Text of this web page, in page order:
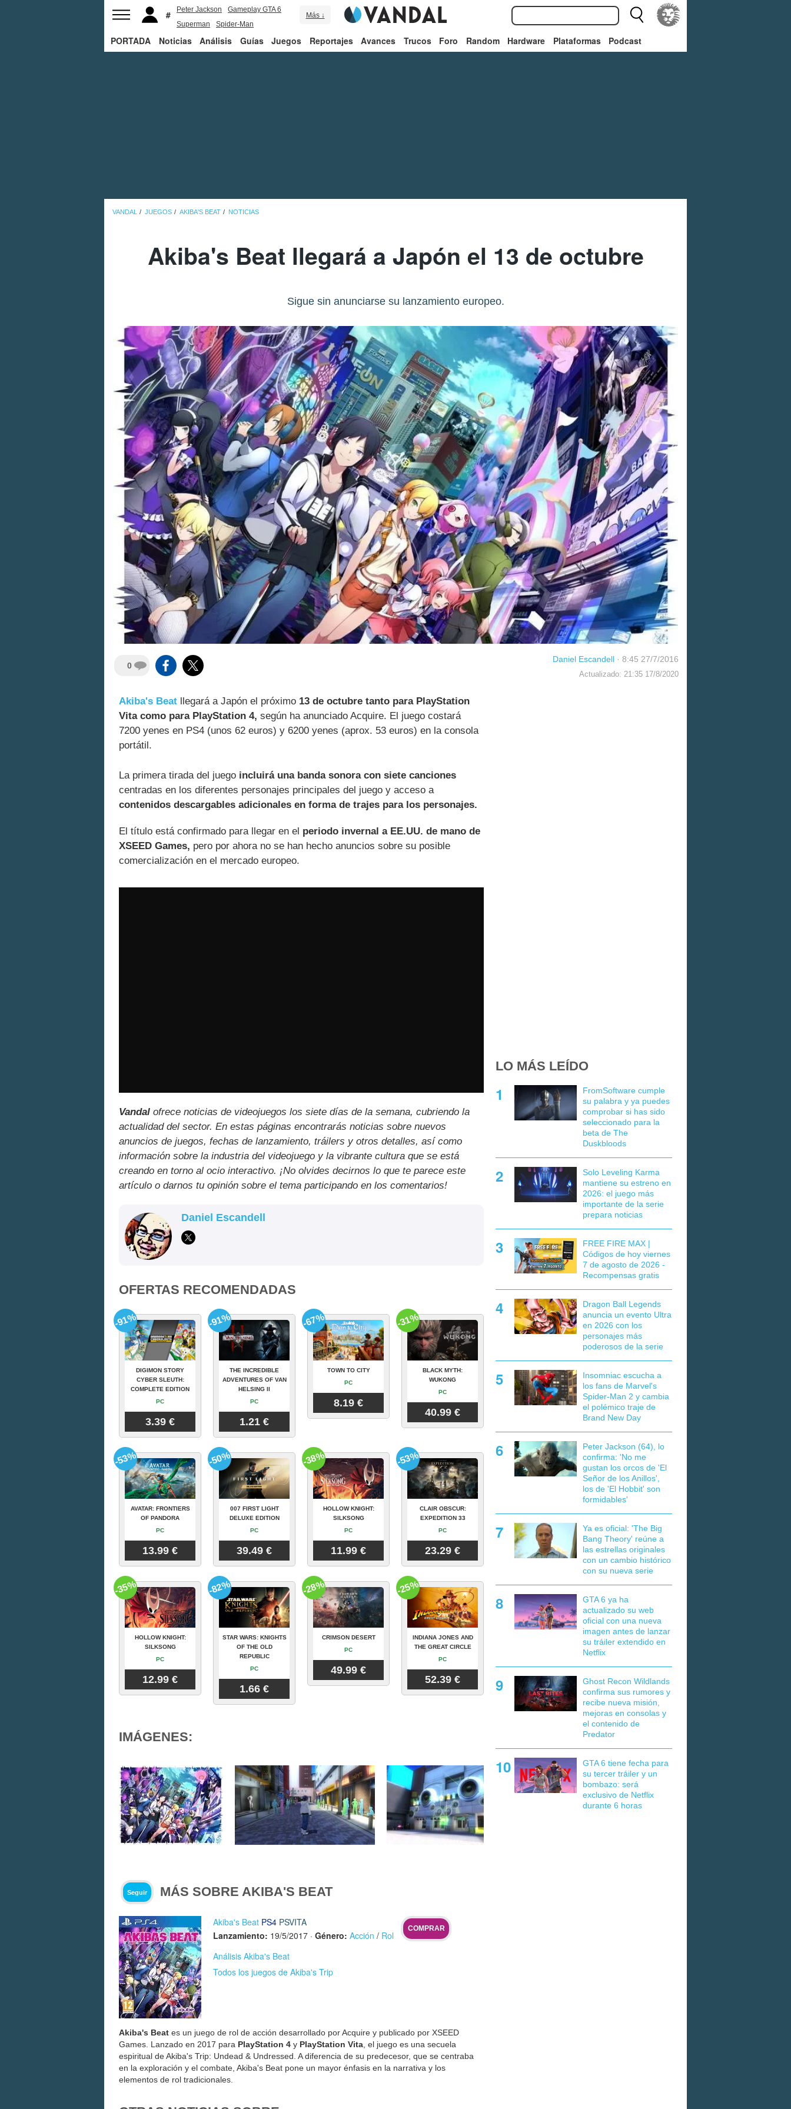
Peter Jackson
Gameplay GTA 6
Superman
Spider-Man
Más ↓
PORTADA Noticias Análisis Guías Juegos Reportajes Avances Trucos Foro Random Hardware Plataformas Podcast
VANDAL JUEGOS AKIBA'S BEAT NOTICIAS
Akiba's Beat llegará a Japón el 13 de octubre
Sigue sin anunciarse su lanzamiento europeo.
0
Daniel Escandell · 8:45 27/7/2016
Actualizado: 21:35 17/8/2020
Akiba's Beat llegará a Japón el próximo 13 de octubre tanto para PlayStation
Vita como para PlayStation 4, según ha anunciado Acquire. El juego costará
7200 yenes en PS4 (unos 62 euros) y 6200 yenes (aprox. 53 euros) en la consola
portátil.
La primera tirada del juego incluirá una banda sonora con siete canciones
centradas en los diferentes personajes principales del juego y acceso a
contenidos descargables adicionales en forma de trajes para los personajes.
El título está confirmado para llegar en el periodo invernal a EE.UU. de mano de
XSEED Games, pero por ahora no se han hecho anuncios sobre su posible
comercialización en el mercado europeo.
Vandal ofrece noticias de videojuegos los siete días de la semana, cubriendo la
actualidad del sector. En estas páginas encontrarás noticias sobre nuevos
anuncios de juegos, fechas de lanzamiento, tráilers y otros detalles, así como
información sobre la industria del videojuego y la vibrante cultura que se está
creando en torno al ocio interactivo. ¡No olvides decirnos lo que te parece este
artículo o darnos tu opinión sobre el tema participando en los comentarios!
Daniel Escandell
OFERTAS RECOMENDADAS
DIGIMON STORY
CYBER SLEUTH:
COMPLETE EDITION
PC
3.39 €
-91%
THE INCREDIBLE
ADVENTURES OF VAN
HELSING II
PC
1.21 €
-91%
TOWN TO CITY
PC
8.19 €
-67%
BLACK MYTH:
WUKONG
PC
40.99 €
-31%
AVATAR: FRONTIERS
OF PANDORA
PC
13.99 €
-53%
007 FIRST LIGHT
DELUXE EDITION
PC
39.49 €
-50%
HOLLOW KNIGHT:
SILKSONG
PC
11.99 €
-38%
CLAIR OBSCUR:
EXPEDITION 33
PC
23.29 €
-53%
HOLLOW KNIGHT:
SILKSONG
PC
12.99 €
-35%
STAR WARS: KNIGHTS
OF THE OLD
REPUBLIC
PC
1.66 €
-82%
CRIMSON DESERT
PC
49.99 €
-28%
INDIANA JONES AND
THE GREAT CIRCLE
PC
52.39 €
-25%
IMÁGENES:
Seguir MÁS SOBRE AKIBA'S BEAT
Akiba's Beat PS4 PSVITA
Lanzamiento: 19/5/2017 · Género: Acción / Rol
COMPRAR
Análisis Akiba's Beat
Todos los juegos de Akiba's Trip
Akiba's Beat es un juego de rol de acción desarrollado por Acquire y publicado por XSEED
Games. Lanzado en 2017 para PlayStation 4 y PlayStation Vita , el juego es una secuela
espiritual de Akiba's Trip: Undead & Undressed. A diferencia de su predecesor, que se centraba
en la exploración y el combate, Akiba's Beat pone un mayor énfasis en la narrativa y los
elementos de rol tradicionales.
LO MÁS LEÍDO
FromSoftware cumple
su palabra y ya puedes
comprobar si has sido
seleccionado para la
beta de The
Duskbloods
Solo Leveling Karma
mantiene su estreno en
2026: el juego más
importante de la serie
prepara noticias
FREE FIRE MAX |
Códigos de hoy viernes
7 de agosto de 2026 -
Recompensas gratis
Dragon Ball Legends
anuncia un evento Ultra
en 2026 con los
personajes más
poderosos de la serie
Insomniac escucha a
los fans de Marvel's
Spider-Man 2 y cambia
el polémico traje de
Brand New Day
Peter Jackson (64), lo
confirma: 'No me
gustan los orcos de 'El
Señor de los Anillos',
los de 'El Hobbit' son
formidables'
Ya es oficial: 'The Big
Bang Theory' reúne a
las estrellas originales
con un cambio histórico
con su nueva serie
GTA 6 ya ha
actualizado su web
oficial con una nueva
imagen antes de lanzar
su tráiler extendido en
Netflix
Ghost Recon Wildlands
confirma sus rumores y
recibe nueva misión,
mejoras en consolas y
el contenido de
Predator
GTA 6 tiene fecha para
su tercer tráiler y un
bombazo: será
exclusivo de Netflix
durante 6 horas